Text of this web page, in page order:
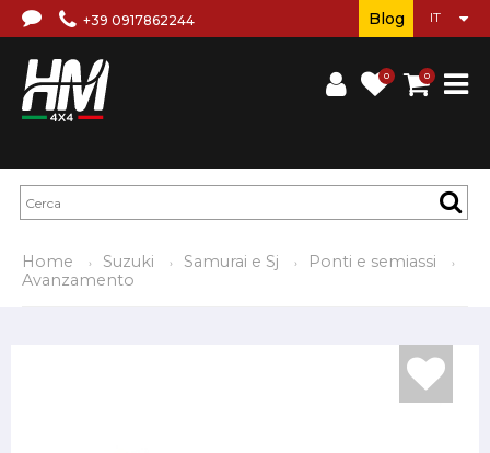
+39 0917862244
0 0
Blog
Home Suzuki Samurai e Sj
Ponti e semiassi
Avanzamento